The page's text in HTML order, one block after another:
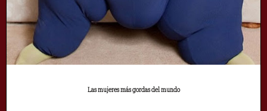
Las mujeres más gordas del mundo